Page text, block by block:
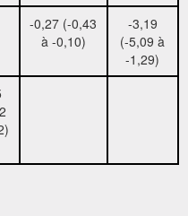
-0,27 (-0,43
à -0,10)
-3,19
(-5,09 à
-1,29)